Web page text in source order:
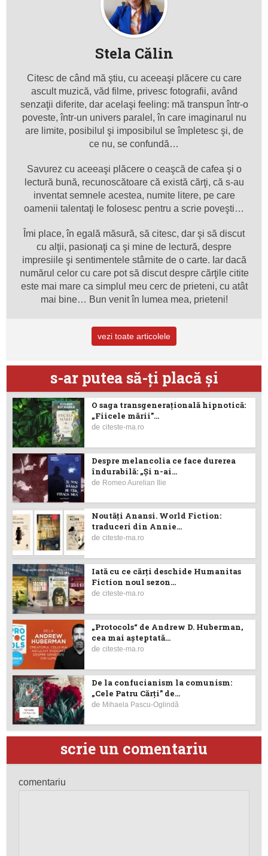
Stela Călin
Citesc de când mă ştiu, cu aceeaşi plăcere cu care
ascult muzică, văd filme, privesc fotografii, având
senzaţii diferite, dar acelaşi feeling: mă transpun într-o
poveste, într-un univers paralel, în care imaginarul nu
are limite, posibilul şi imposibilul se împletesc şi, de
ce nu, se confundă…
Savurez cu aceeaşi plăcere o ceaşcă de cafea şi o
lectură bună, recunoscătoare că există cărţi, că s-au
inventat semnele acestea, numite litere, pe care
oamenii talentaţi le folosesc pentru a scrie poveşti…
Îmi place, în egală măsură, să citesc, dar şi să discut
cu alţii, pasionaţi ca şi mine de lectură, despre
impresiile şi sentimentele stârnite de o carte. Iar dacă
numărul celor cu care pot să discut despre cărţile citite
este mai mare ca simplul meu cerc de prieteni, cu atât
mai bine… Bun venit în lumea mea, prieteni!
vezi toate articolele
s-ar putea să-ţi placă şi
O saga transgenerațională hipnotică:
„Fiicele mării”...
deciteste-ma.ro
Despre melancolia ce face durerea
îndurabilă: „Și n-ai...
de Romeo Aurelian Ilie
Noutăţi Anansi. World Fiction:
traduceri din Annie...
deciteste-ma.ro
Iată cu ce cărţi deschide Humanitas
Fiction noul sezon...
deciteste-ma.ro
„Protocols“ de Andrew D. Huberman,
cea mai așteptată...
deciteste-ma.ro
De la confucianism la comunism:
„Cele Patru Cărți” de...
de Mihaela Pascu-Oglindă
scrie un comentariu
comentariu